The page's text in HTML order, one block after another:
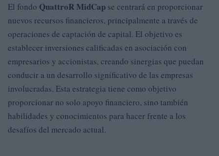
El fondo QuattroR MidCap se centrará en proporcionar
nuevos recursos financieros, principalmente a través de
operaciones de captación de capital. El objetivo es
establecer inversiones calificadas en asociación con
empresarios y accionistas, creando sinergias que puedan
conducir a un desarrollo significativo de las empresas
involucradas. Esta estrategia tiene como objetivo
proporcionar no solo apoyo financiero, sino también
habilidades y conocimientos para hacer frente a los
desafíos del mercado actual.